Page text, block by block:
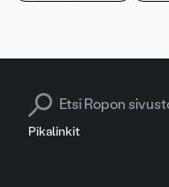
Pikalinkit
Search for: